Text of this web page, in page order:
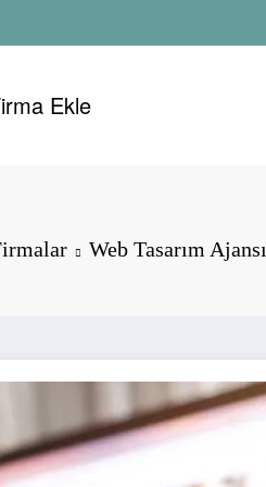
firmaları…
Ekle
Web Tasarım Ajansı